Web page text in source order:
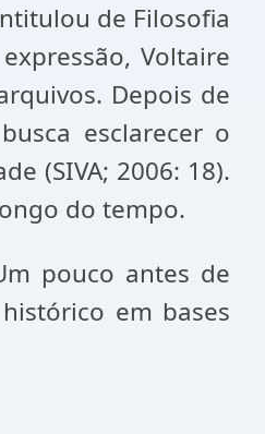
de Filosofia
Voltaire
Depois de
esclarecer o
(SIVA; 2006: 18).
do tempo.
pouco antes de
em bases